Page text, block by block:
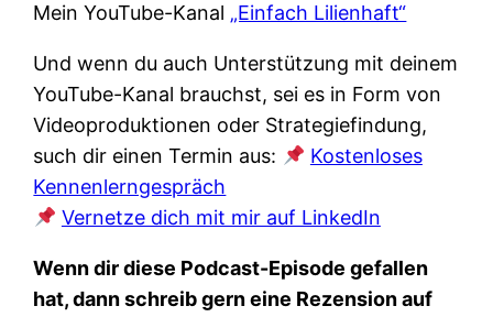
Mein YouTube-Kanal „Einfach Lilienhaft“
Und wenn du auch Unterstützung mit deinem
YouTube-Kanal brauchst, sei es in Form von
Videoproduktionen oder Strategiefindung,
such dir einen Termin aus:
Kostenloses
Kennenlerngespräch
Vernetze dich mit mir auf LinkedIn
Wenn dir diese Podcast-Episode gefallen
hat, dann schreib gern eine Rezension auf